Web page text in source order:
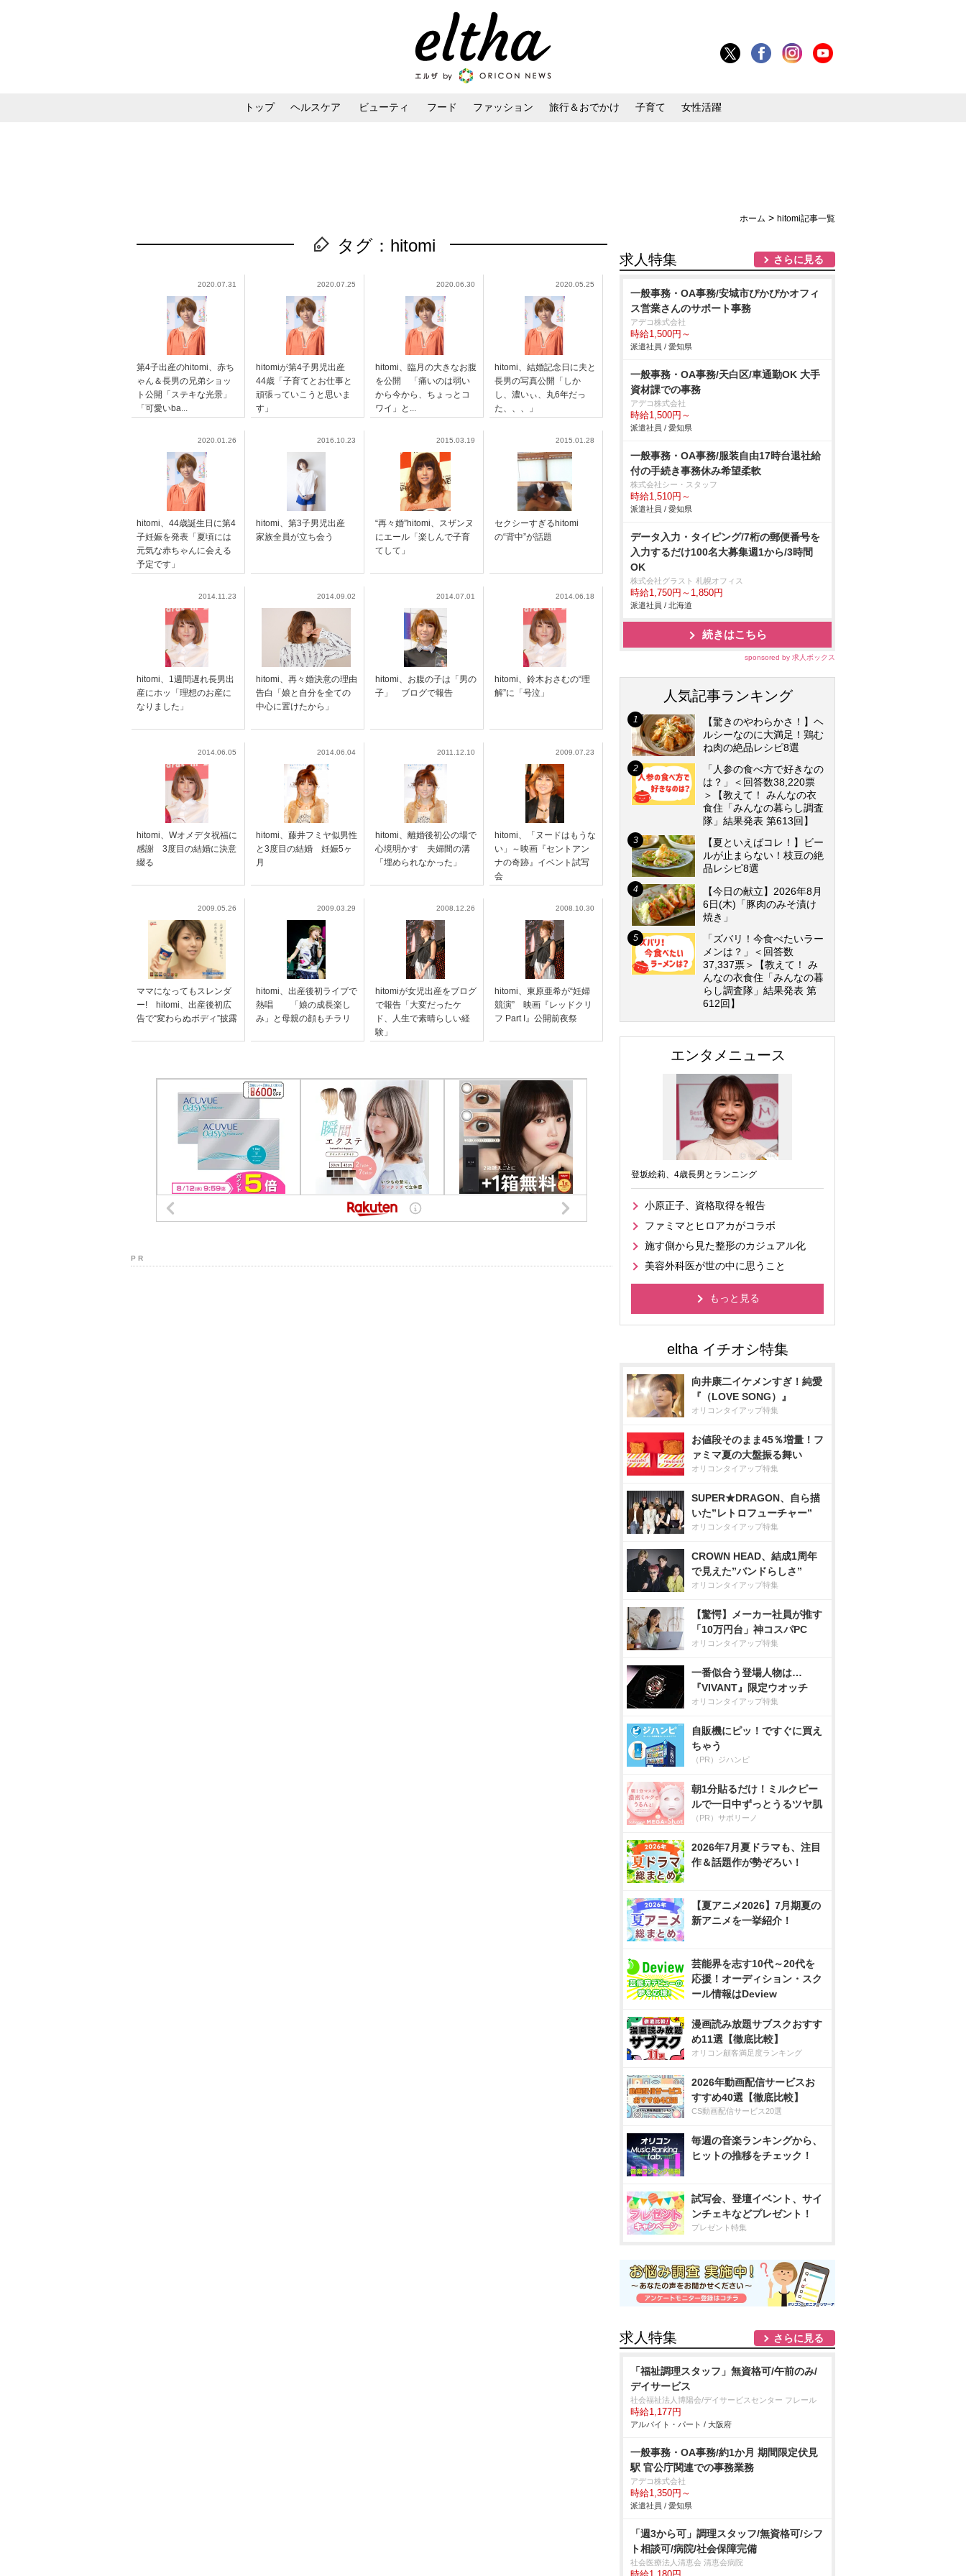
トップ ヘルスケア ビューティ フード ファッション 旅行＆おでかけ 子育て 女性活躍
ホーム > hitomi記事一覧
タグ：hitomi
2020.07.31
第4子出産のhitomi、赤ち
ゃん＆長男の兄弟ショッ
ト公開「ステキな光景」
「可愛いba...
2020.07.25
hitomiが第4子男児出産
44歳「子育てとお仕事と
頑張っていこうと思いま
す」
2020.06.30
hitomi、臨月の大きなお腹
を公開 「痛いのは弱い
から今から、ちょっとコ
ワイ」と...
2020.05.25
hitomi、結婚記念日に夫と
長男の写真公開「しか
し、濃いぃ、丸6年だっ
た、、、」
2020.01.26
hitomi、44歳誕生日に第4
子妊娠を発表「夏頃には
元気な赤ちゃんに会える
予定です」
2016.10.23
hitomi、第3子男児出産
家族全員が立ち会う
2015.03.19
“再々婚”hitomi、スザンヌ
にエール「楽しんで子育
てして」
2015.01.28
セクシーすぎるhitomi
の“背中”が話題
2014.11.23
hitomi、1週間遅れ長男出
産にホッ「理想のお産に
なりました」
2014.09.02
hitomi、再々婚決意の理由
告白「娘と自分を全ての
中心に置けたから」
2014.07.01
hitomi、お腹の子は「男の
子」 ブログで報告
2014.06.18
hitomi、鈴木おさむの“理
解”に「号泣」
2014.06.05
hitomi、Wオメデタ祝福に
感謝 3度目の結婚に決意
綴る
2014.06.04
hitomi、藤井フミヤ似男性
と3度目の結婚 妊娠5ヶ
月
2011.12.10
hitomi、離婚後初公の場で
心境明かす 夫婦間の溝
「埋められなかった」
2009.07.23
hitomi、「ヌードはもうな
い」～映画『セントアン
ナの奇跡』イベント試写
会
2009.05.26
ママになってもスレンダ
ー! hitomi、出産後初広
告で“変わらぬボディ”披露
2009.03.29
hitomi、出産後初ライブで
熱唱 「娘の成長楽し
み」と母親の顔もチラリ
2008.12.26
hitomiが女児出産をブログ
で報告「大変だったケ
ド、人生で素晴らしい経
験」
2008.10.30
hitomi、東原亜希が“妊婦
競演” 映画『レッドクリ
フ Part I』公開前夜祭
P R
求人特集 さらに見る
一般事務・OA事務/安城市ぴかぴかオフィ
ス営業さんのサポート事務
アデコ株式会社
時給1,500円～
派遣社員 / 愛知県
一般事務・OA事務/天白区/車通勤OK 大手
資材課での事務
アデコ株式会社
時給1,500円～
派遣社員 / 愛知県
一般事務・OA事務/服装自由17時台退社給
付の手続き事務休み希望柔軟
株式会社シー・スタッフ
時給1,510円～
派遣社員 / 愛知県
データ入力・タイピング/7桁の郵便番号を
入力するだけ100名大募集週1から/3時間
OK
株式会社グラスト 札幌オフィス
時給1,750円～1,850円
派遣社員 / 北海道
続きはこちら
sponsored by 求人ボックス
人気記事ランキング
【驚きのやわらかさ！】ヘ
ルシーなのに大満足！鶏む
ね肉の絶品レシピ8選
「人参の食べ方で好きなの
は？」＜回答数38,220票
＞【教えて！ みんなの衣
食住「みんなの暮らし調査
隊」結果発表 第613回】
【夏といえばコレ！】ビー
ルが止まらない！枝豆の絶
品レシピ8選
【今日の献立】2026年8月
6日(木)「豚肉のみそ漬け
焼き」
「ズバリ！今食べたいラー
メンは？」＜回答数
37,337票＞【教えて！ み
んなの衣食住「みんなの暮
らし調査隊」結果発表 第
612回】
エンタメニュース
登坂絵莉、4歳長男とランニング
小原正子、資格取得を報告
ファミマとヒロアカがコラボ
施す側から見た整形のカジュアル化
美容外科医が世の中に思うこと
もっと見る
向井康二イケメンすぎ！純愛
『（LOVE SONG）』
オリコンタイアップ特集
お値段そのまま45％増量！フ
ァミマ夏の大盤振る舞い
オリコンタイアップ特集
SUPER★DRAGON、自ら描
いた”レトロフューチャー”
オリコンタイアップ特集
CROWN HEAD、結成1周年
で見えた”バンドらしさ”
オリコンタイアップ特集
【驚愕】メーカー社員が推す
「10万円台」神コスパPC
オリコンタイアップ特集
一番似合う登場人物は…
『VIVANT』限定ウオッチ
オリコンタイアップ特集
自販機にピッ！ですぐに買え
ちゃう
（PR）ジハンピ
朝1分貼るだけ！ミルクピー
ルで一日中ずっとうるツヤ肌
（PR）サボリーノ
2026年7月夏ドラマも、注目
作＆話題作が勢ぞろい！
【夏アニメ2026】7月期夏の
新アニメを一挙紹介！
芸能界を志す10代～20代を
応援！オーディション・スク
ール情報はDeview
漫画読み放題サブスクおすす
め11選【徹底比較】
オリコン顧客満足度ランキング
2026年動画配信サービスお
すすめ40選【徹底比較】
CS動画配信サービス20選
毎週の音楽ランキングから、
ヒットの推移をチェック！
試写会、登壇イベント、サイ
ンチェキなどプレゼント！
プレゼント特集
求人特集 さらに見る
「福祉調理スタッフ」無資格可/午前のみ/
デイサービス
社会福祉法人博陽会/デイサービスセンター フレール
時給1,177円
アルバイト・パート / 大阪府
一般事務・OA事務/約1か月 期間限定伏見
駅 官公庁関連での事務業務
アデコ株式会社
時給1,350円～
派遣社員 / 愛知県
「週3から可」調理スタッフ/無資格可/シフ
ト相談可/病院/社会保障完備
社会医療法人清恵会 清恵会病院